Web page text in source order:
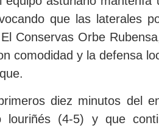
que las laterales
Conservas Orbe
comodidad y la defensa
diez minutos del
louriñés (4-5) y que